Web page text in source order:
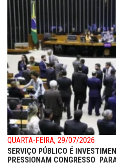
QUARTA-FEIRA, 29/07/2026
SERVIÇO PÚBLICO É
PRESSIONAM CONGRESSO